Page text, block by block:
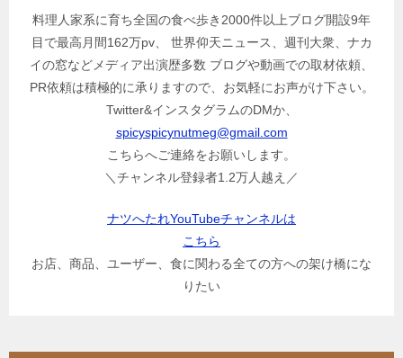
料理人家系に育ち全国の食べ歩き2000件以上ブログ開設9年
目で最高月間162万pv、 世界仰天ニュース、週刊大衆、ナカ
イの窓などメディア出演歴多数 ブログや動画での取材依頼、
PR依頼は積極的に承りますので、お気軽にお声がけ下さい。
Twitter&インスタグラムのDMか、
spicyspicynutmeg@gmail.com
こちらへご連絡をお願いします。
＼チャンネル登録者1.2万人越え／
ナツへたれYouTubeチャンネルは
こちら
お店、商品、ユーザー、食に関わる全ての方への架け橋にな
りたい